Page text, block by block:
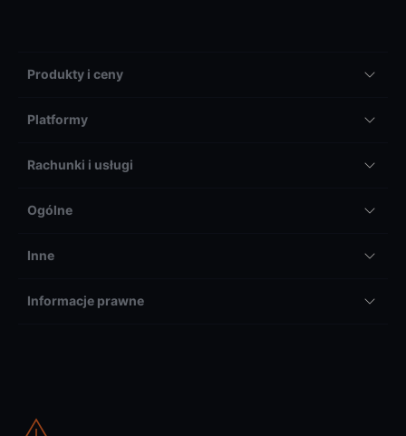
Produkty i ceny
Platformy
Rachunki i usługi
Ogólne
Inne
Informacje prawne